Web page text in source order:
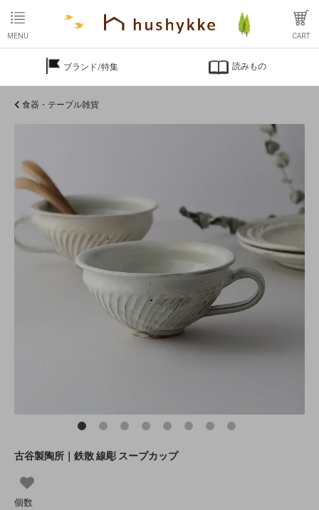
MENU CART
ブランド/特集 読みもの
食器・テーブル雑貨
古谷製陶所｜鉄散 線彫 スープカップ
個数